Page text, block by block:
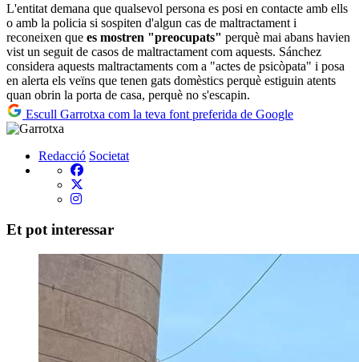
L'entitat demana que qualsevol persona es posi en contacte amb ells
o amb la policia si sospiten d'algun cas de maltractament i
reconeixen que es mostren "preocupats" perquè mai abans havien
vist un seguit de casos de maltractament com aquests. Sánchez
considera aquests maltractaments com a "actes de psicòpata" i posa
en alerta els veïns que tenen gats domèstics perquè estiguin atents
quan obrin la porta de casa, perquè no s'escapin.
Escull Garrotxa com la teva font preferida de Google
Redacció Societat
Et pot interessar